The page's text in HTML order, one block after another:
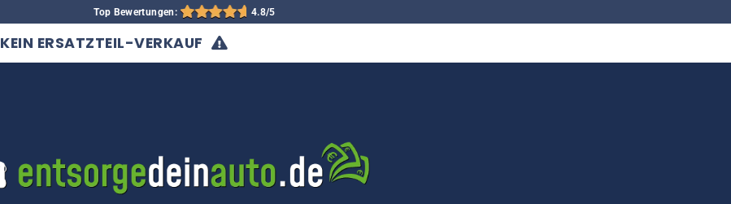
Top Bewertungen: 4.8/5
KEIN ERSATZTEIL-VERKAUF